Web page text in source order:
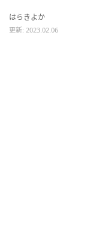
はらきよか
更新: 2023.02.06